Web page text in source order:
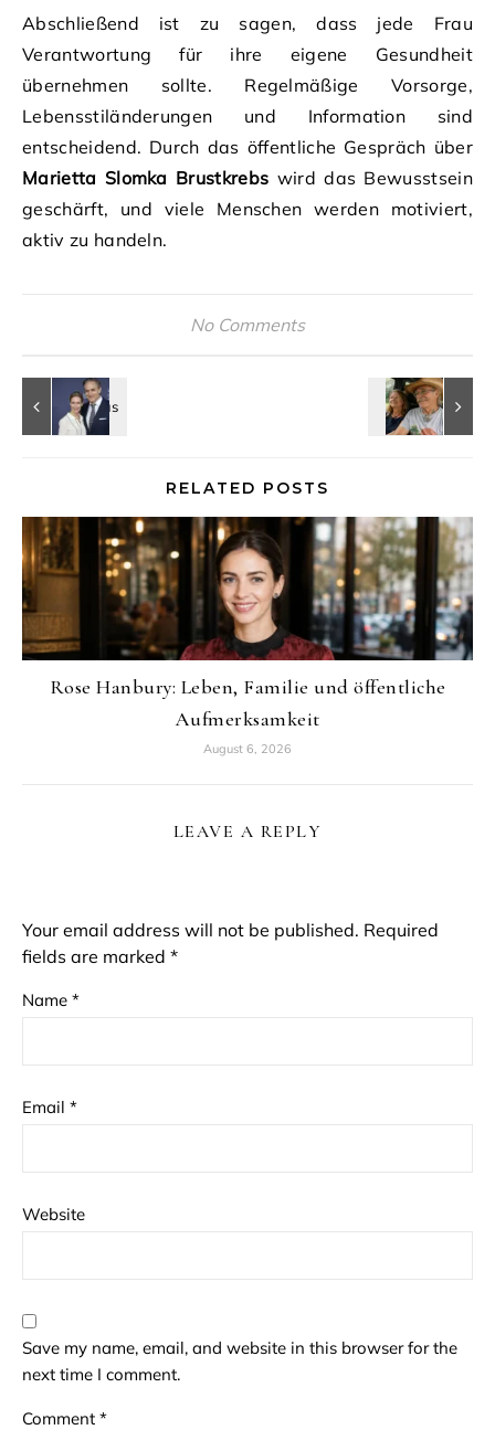
Abschließend ist zu sagen, dass jede Frau
Verantwortung für ihre eigene Gesundheit
übernehmen sollte. Regelmäßige Vorsorge,
Lebensstiländerungen und Information sind
entscheidend. Durch das öffentliche Gespräch über
Marietta Slomka Brustkrebs wird das Bewusstsein
geschärft, und viele Menschen werden motiviert,
aktiv zu handeln.
No Comments
RELATED POSTS
Rose Hanbury: Leben, Familie und öffentliche
Aufmerksamkeit
August 6, 2026
LEAVE A REPLY
Your email address will not be published. Required
fields are marked *
Name *
Email *
Website
Save my name, email, and website in this browser for the
next time I comment.
Comment *